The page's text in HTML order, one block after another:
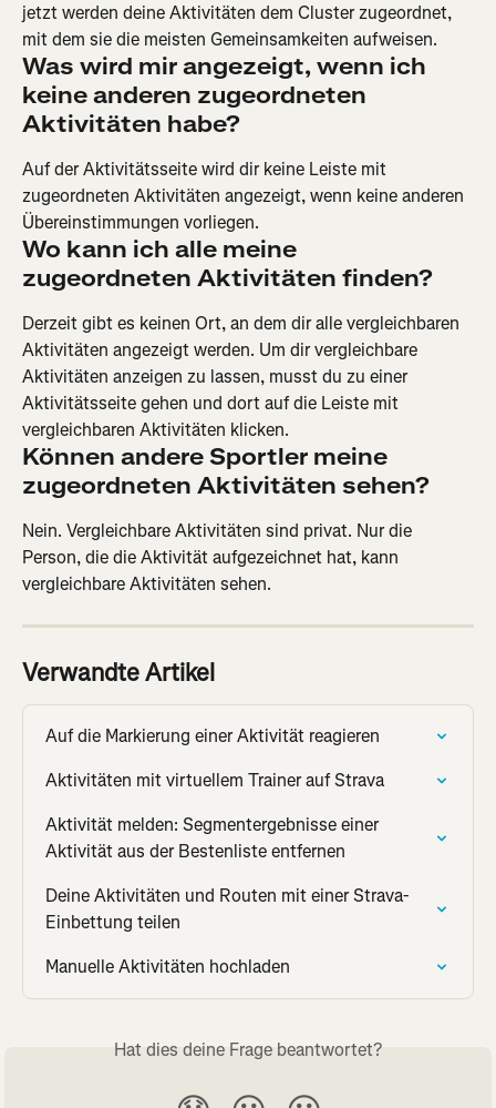
jetzt werden deine Aktivitäten dem Cluster zugeordnet,
mit dem sie die meisten Gemeinsamkeiten aufweisen.
Was wird mir angezeigt, wenn ich
keine anderen zugeordneten
Aktivitäten habe?
Auf der Aktivitätsseite wird dir keine Leiste mit
zugeordneten Aktivitäten angezeigt, wenn keine anderen
Übereinstimmungen vorliegen.
Wo kann ich alle meine
zugeordneten Aktivitäten finden?
Derzeit gibt es keinen Ort, an dem dir alle vergleichbaren
Aktivitäten angezeigt werden. Um dir vergleichbare
Aktivitäten anzeigen zu lassen, musst du zu einer
Aktivitätsseite gehen und dort auf die Leiste mit
vergleichbaren Aktivitäten klicken.
Können andere Sportler meine
zugeordneten Aktivitäten sehen?
Nein. Vergleichbare Aktivitäten sind privat. Nur die
Person, die die Aktivität aufgezeichnet hat, kann
vergleichbare Aktivitäten sehen.
Verwandte Artikel
Auf die Markierung einer Aktivität reagieren
Aktivitäten mit virtuellem Trainer auf Strava
Aktivität melden: Segmentergebnisse einer
Aktivität aus der Bestenliste entfernen
Deine Aktivitäten und Routen mit einer Strava-
Einbettung teilen
Manuelle Aktivitäten hochladen
Hat dies deine Frage beantwortet?